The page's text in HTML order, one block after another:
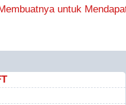
untuk